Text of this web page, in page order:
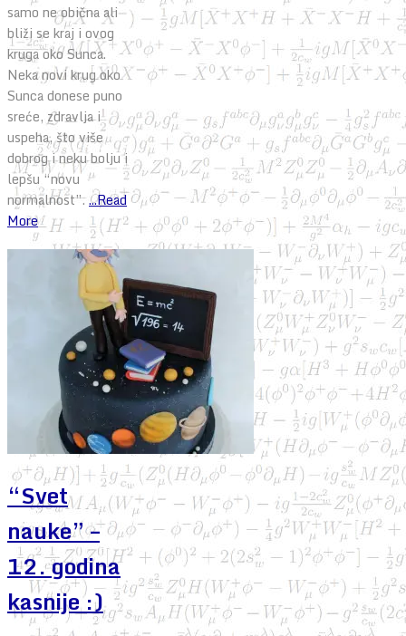
samo ne obična ali
bliži se kraj i ovog
kruga oko Sunca.
Neka novi krug oko
Sunca donese puno
sreće, zdravlja i
uspeha, što više
dobrog i neku bolju i
lepšu “novu
normalnost”....Read
More
“Svet
nauke” –
12. godina
kasnije :)